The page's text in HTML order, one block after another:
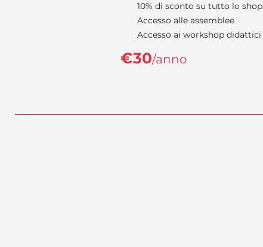
10% di sconto su tutto lo shop
Accesso alle assemblee
Accesso ai workshop didattici
€30/anno